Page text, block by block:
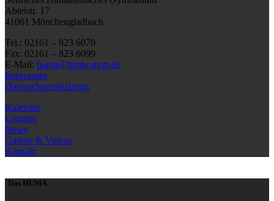
Abteistr. 17
41061 Mönchengladbach
Tel.: 02161 – 823 6070
Fax: 02161 – 823 6099
E-Mail: huma@huma-gym.de
Impressum
Datenschutzerklärung
Kalender
Logineo
News
Galerie & Videos
Kontakt
Das HUMA